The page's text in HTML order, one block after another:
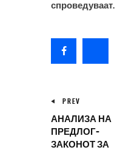
спроведуваат.
PREV
АНАЛИЗА НА
ПРЕДЛОГ-
ЗАКОНОТ ЗА